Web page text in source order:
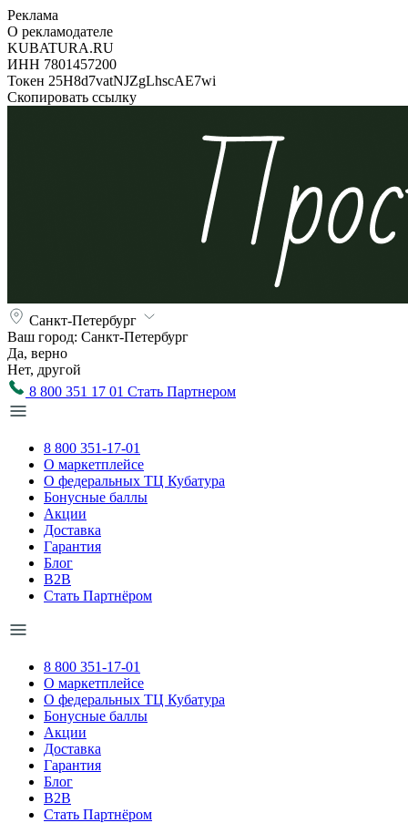
Реклама
О рекламодателе
KUBATURA.RU
ИНН 7801457200
Токен 25H8d7vatNJZgLhscAE7wi
Скопировать ссылку
Санкт-Петербург
Ваш город: Санкт-Петербург
Да, верно
Нет, другой
8 800 351 17 01 Стать Партнером
8 800 351-17-01
О маркетплейсе
О федеральных ТЦ Кубатура
Бонусные баллы
Акции
Доставка
Гарантия
Блог
B2B
Стать Партнёром
8 800 351-17-01
О маркетплейсе
О федеральных ТЦ Кубатура
Бонусные баллы
Акции
Доставка
Гарантия
Блог
B2B
Стать Партнёром